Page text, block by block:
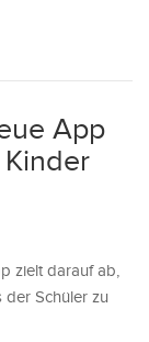
App
zielt darauf ab,
Schüler zu